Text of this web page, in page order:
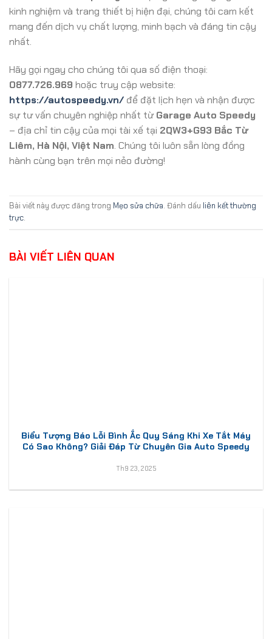
kinh nghiệm và trang thiết bị hiện đại, chúng tôi cam kết
mang đến dịch vụ chất lượng, minh bạch và đáng tin cậy
nhất.
Hãy gọi ngay cho chúng tôi qua số điện thoại:
0877.726.969 hoặc truy cập website:
https://autospeedy.vn/để đặt lịch hẹn và nhận được
sự tư vấn chuyên nghiệp nhất từGarage Auto Speedy
– địa chỉ tin cậy của mọi tài xế tại 2QW3+G93 Bắc Từ
Liêm, Hà Nội, Việt Nam. Chúng tôi luôn sẵn lòng đồng
hành cùng bạn trên mọi nẻo đường!
Bài viết này được đăng trong Mẹo sửa chữa. Đánh dấu liên kết thường
trực.
BÀI VIẾT LIÊN QUAN
Biểu Tượng Báo Lỗi Bình Ắc Quy Sáng Khi Xe Tắt Máy
Có Sao Không? Giải Đáp Từ Chuyên Gia Auto Speedy
Th9 23, 2025